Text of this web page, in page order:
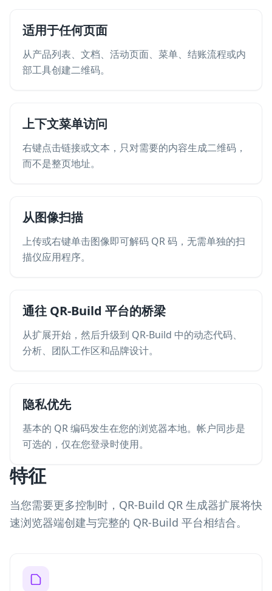
适用于任何页面
从产品列表、文档、活动页面、菜单、结账流程或内
部工具创建二维码。
上下文菜单访问
右键点击链接或文本，只对需要的内容生成二维码，
而不是整页地址。
从图像扫描
上传或右键单击图像即可解码 QR 码，无需单独的扫
描仪应用程序。
通往 QR-Build 平台的桥梁
从扩展开始，然后升级到 QR-Build 中的动态代码、
分析、团队工作区和品牌设计。
隐私优先
基本的 QR 编码发生在您的浏览器本地。帐户同步是
可选的，仅在您登录时使用。
特征
当您需要更多控制时，QR-Build QR 生成器扩展将快
速浏览器端创建与完整的 QR-Build 平台相结合。